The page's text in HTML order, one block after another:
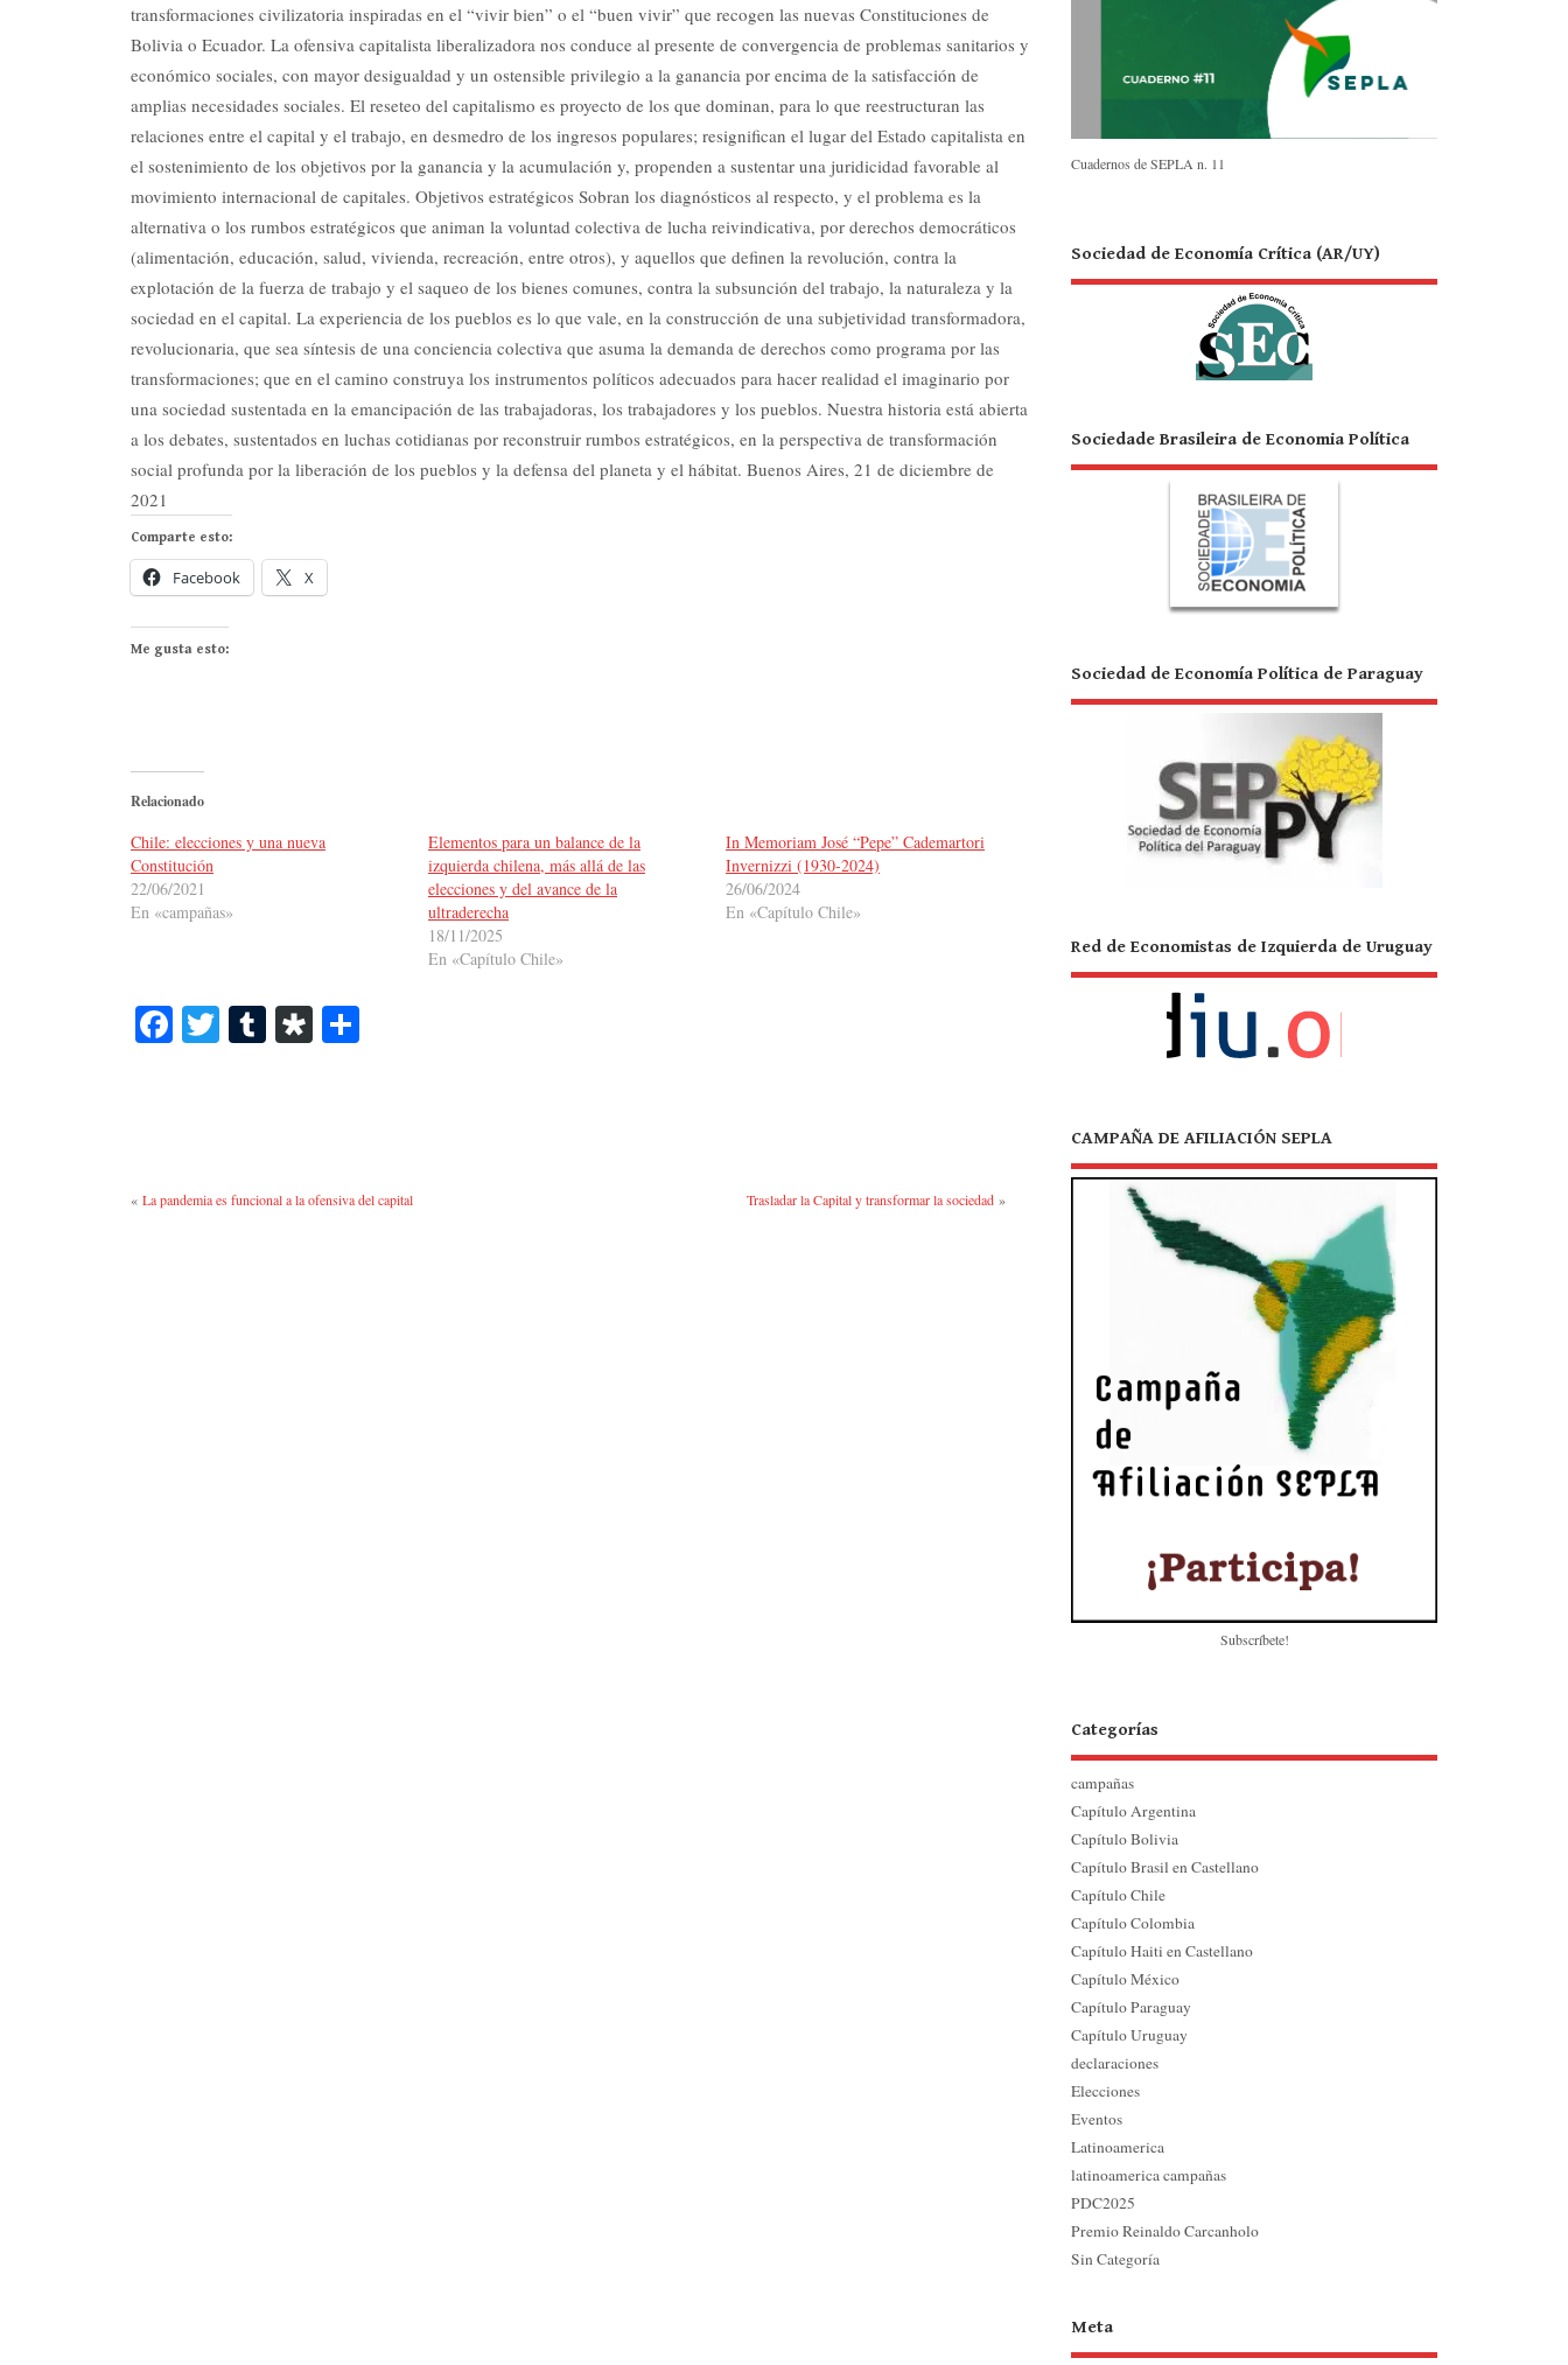
transformaciones civilizatoria inspiradas en el “vivir bien” o el “buen vivir” que recogen las nuevas Constituciones de
Bolivia o Ecuador. La ofensiva capitalista liberalizadora nos conduce al presente de convergencia de problemas sanitarios y
económico sociales, con mayor desigualdad y un ostensible privilegio a la ganancia por encima de la satisfacción de
amplias necesidades sociales. El reseteo del capitalismo es proyecto de los que dominan, para lo que reestructuran las
relaciones entre el capital y el trabajo, en desmedro de los ingresos populares; resignifican el lugar del Estado capitalista en
el sostenimiento de los objetivos por la ganancia y la acumulación y, propenden a sustentar una juridicidad favorable al
movimiento internacional de capitales. Objetivos estratégicos Sobran los diagnósticos al respecto, y el problema es la
alternativa o los rumbos estratégicos que animan la voluntad colectiva de lucha reivindicativa, por derechos democráticos
(alimentación, educación, salud, vivienda, recreación, entre otros), y aquellos que definen la revolución, contra la
explotación de la fuerza de trabajo y el saqueo de los bienes comunes, contra la subsunción del trabajo, la naturaleza y la
sociedad en el capital. La experiencia de los pueblos es lo que vale, en la construcción de una subjetividad transformadora,
revolucionaria, que sea síntesis de una conciencia colectiva que asuma la demanda de derechos como programa por las
transformaciones; que en el camino construya los instrumentos políticos adecuados para hacer realidad el imaginario por
una sociedad sustentada en la emancipación de las trabajadoras, los trabajadores y los pueblos. Nuestra historia está abierta
a los debates, sustentados en luchas cotidianas por reconstruir rumbos estratégicos, en la perspectiva de transformación
social profunda por la liberación de los pueblos y la defensa del planeta y el hábitat. Buenos Aires, 21 de diciembre de
2021
Comparte esto:
Facebook X
Me gusta esto:
Relacionado
Chile: elecciones y una nueva
Constitución
22/06/2021
En «campañas»
Elementos para un balance de la
izquierda chilena, más allá de las
elecciones y del avance de la
ultraderecha
18/11/2025
En «Capítulo Chile»
In Memoriam José “Pepe” Cademartori
Invernizzi (1930-2024)
26/06/2024
En «Capítulo Chile»
Fa T T Di
r
« La pandemia es funcional a la ofensiva del capital Trasladar la Capital y transformar la sociedad»
Cuadernos de SEPLA n. 11
Sociedad de Economía Crítica (AR/UY)
Sociedade Brasileira de Economia Política
Sociedad de Economía Política de Paraguay
Red de Economistas de Izquierda de Uruguay
CAMPAÑA DE AFILIACIÓN SEPLA
Subscríbete!
Categorías
campañas
Capítulo Argentina
Capítulo Bolivia
Capítulo Brasil en Castellano
Capítulo Chile
Capítulo Colombia
Capítulo Haiti en Castellano
Capítulo México
Capítulo Paraguay
Capítulo Uruguay
declaraciones
Elecciones
Eventos
Latinoamerica
latinoamerica campañas
PDC2025
Premio Reinaldo Carcanholo
Sin Categoría
Meta